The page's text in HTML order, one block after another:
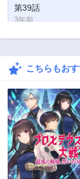
第39話
3年前
第37話
第35話
第33話
3年前
第31話
3年前
第29話
3年前
こちらもお